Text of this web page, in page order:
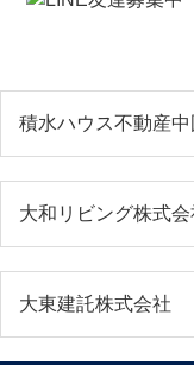
積水ハウス不動産中
大和リビング株式会
大東建託株式会社